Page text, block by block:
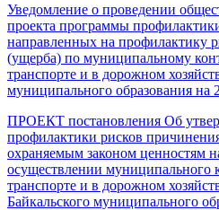
Уведомление о проведении
проекта программы
направленных на профилактику
(ущерба) по муниципальному
транспорте и в дорожном
муниципального образования на
ПРОЕКТ постановления Об
профилактики рисков
охраняемым законом ценностям
осуществлении муниципального
транспорте и в дорожном
Байкальского муниципального